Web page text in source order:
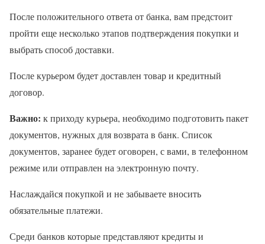
После положительного ответа от банка, вам предстоит
пройти еще несколько этапов подтверждения покупки и
выбрать способ доставки.
После курьером будет доставлен товар и кредитный
договор.
Важно: к приходу курьера, необходимо подготовить пакет
документов, нужных для возврата в банк. Список
документов, заранее будет оговорен, с вами, в телефонном
режиме или отправлен на электронную почту.
Наслаждайся покупкой и не забываете вносить
обязательные платежи.
Среди банков которые представляют кредиты и